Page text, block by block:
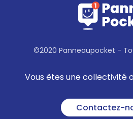
©2020 Panneaupocket -
Vous êtes une collectivité
Contactez-